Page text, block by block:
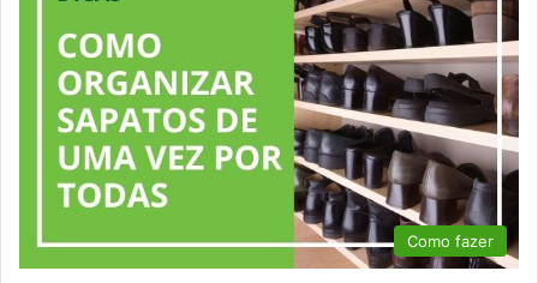
Como fazer